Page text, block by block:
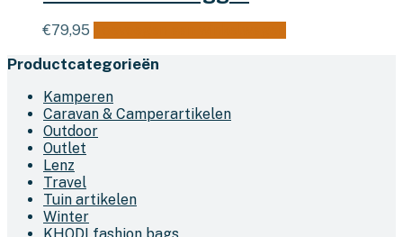
€79,95
Productcategorieën
Kamperen
Caravan & Camperartikelen
Outdoor
Outlet
Lenz
Travel
Tuin artikelen
Winter